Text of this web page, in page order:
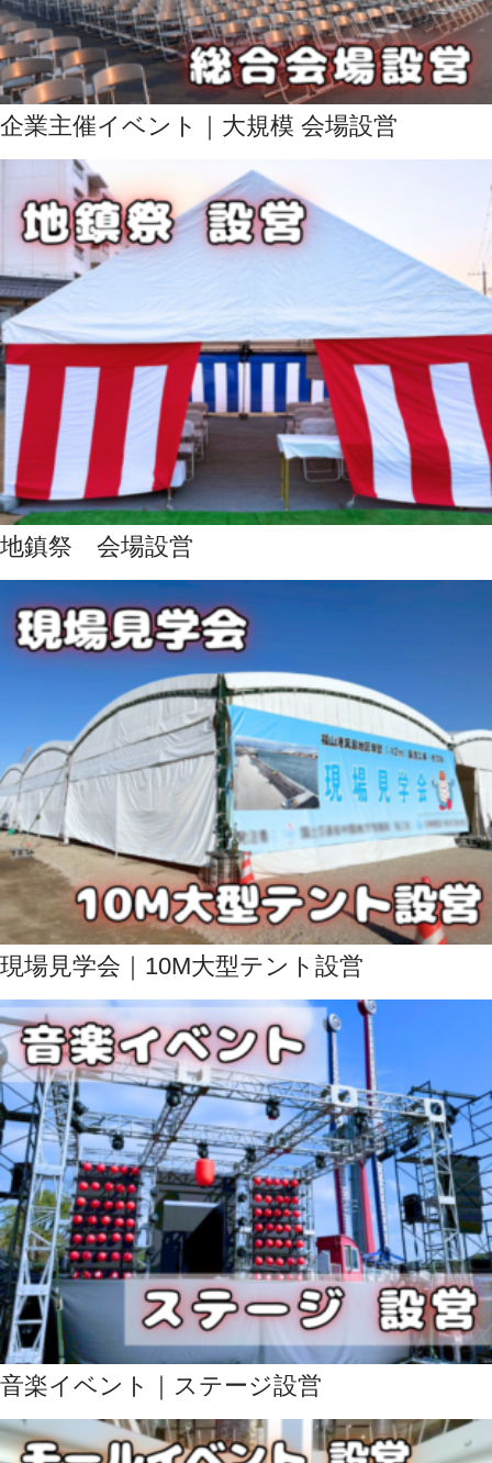
企業主催イベント｜大規模 会場設営
地鎮祭 会場設営
現場見学会｜10M大型テント設営
音楽イベント｜ステージ設営